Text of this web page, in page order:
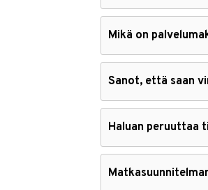
Mikä on
Sanot, että saan
Haluan peruuttaa